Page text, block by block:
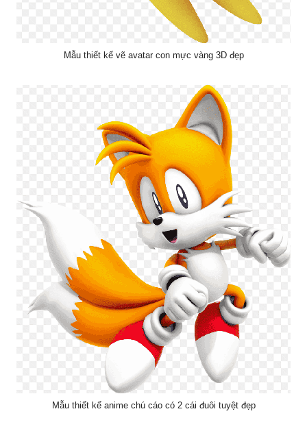
Mẫu thiết kế vẽ avatar con mực vàng 3D đẹp
Mẫu thiết kế anime chú cáo có 2 cái đuôi tuyệt đẹp